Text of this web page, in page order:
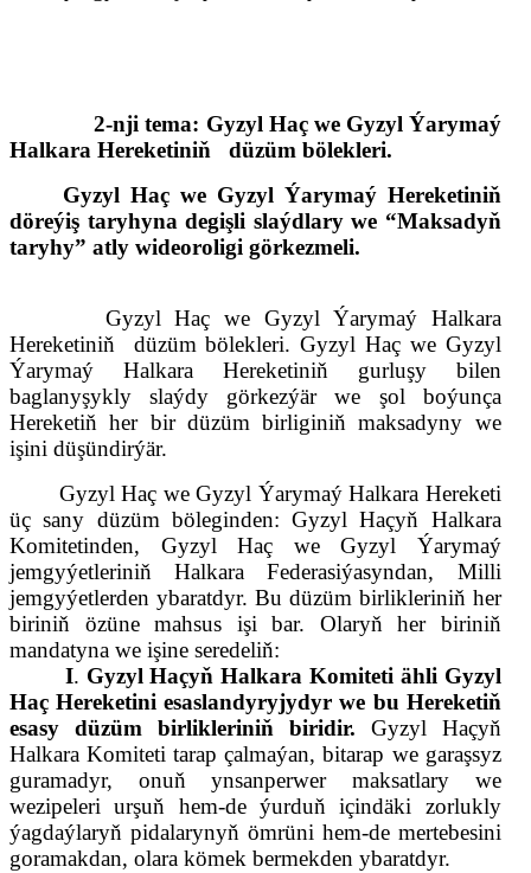
2-nji tema: Gyzyl Haç we Gyzyl Ýarymaý
Halkara Hereketiniň
düzüm bölekleri.
Gyzyl Haç we Gyzyl Ýarymaý Hereketiniň
döreýiş taryhyna degişli slaýdlary we “Maksadyň
taryhy” atly wideoroligi görkezmeli.
Gyzyl Haç we Gyzyl Ýarymaý Halkara
Hereketiniň
düzüm bölekleri. Gyzyl Haç we Gyzyl
Ýarymaý Halkara Hereketiniň gurluşy bilen
baglanyşykly slaýdy görkezýär we şol boýunça
Hereketiň her bir düzüm birliginiň maksadyny we
işini düşündirýär.
Gyzyl Haç we Gyzyl Ýarymaý Halkara Hereketi
üç sany düzüm böleginden: Gyzyl Haçyň Halkara
Komitetinden, Gyzyl Haç we Gyzyl Ýarymaý
jemgyýetleriniň Halkara Federasiýasyndan, Milli
jemgyýetlerden ybaratdyr. Bu düzüm birlikleriniň her
biriniň özüne mahsus işi bar. Olaryň her biriniň
mandatyna we işine seredeliň:
I. Gyzyl Haçyň Halkara Komiteti ähli Gyzyl
Haç Hereketini esaslandyryjydyr we bu Hereketiň
esasy düzüm birlikleriniň biridir. Gyzyl Haçyň
Halkara Komiteti tarap çalmaýan, bitarap we garaşsyz
guramadyr, onuň ynsanperwer maksatlary we
wezipeleri urşuň hem-de ýurduň içindäki zorlukly
ýagdaýlaryň pidalarynyň ömrüni hem-de mertebesini
goramakdan, olara kömek bermekden ybaratdyr.